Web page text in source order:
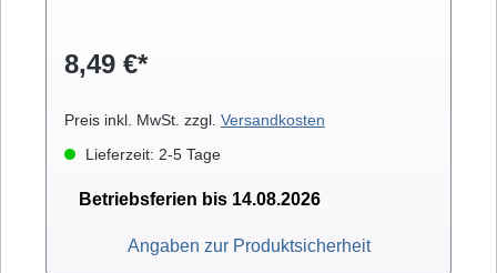
8,49 €*
Preis inkl. MwSt. zzgl. Versandkosten
Lieferzeit: 2-5 Tage
Betriebsferien bis 14.08.2026
Angaben zur Produktsicherheit